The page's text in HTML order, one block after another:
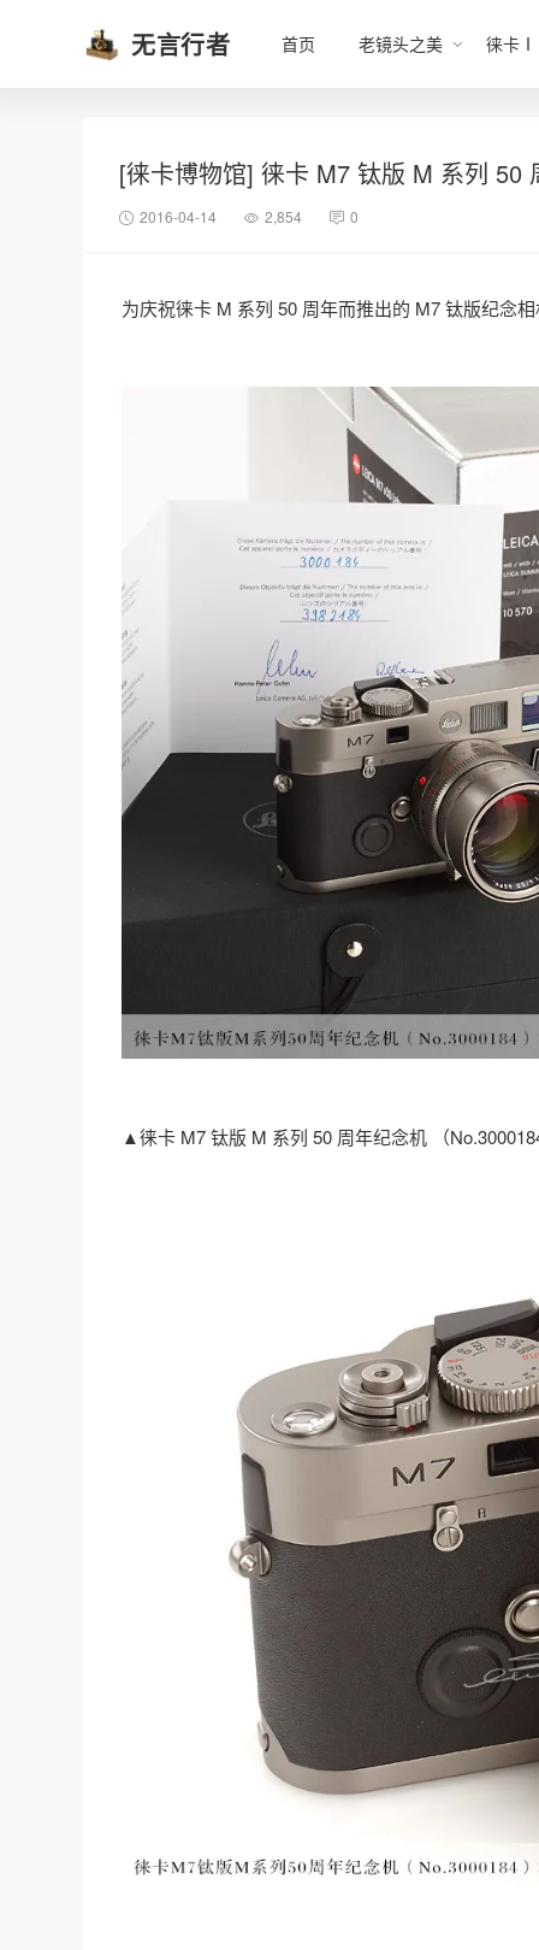
无言行者 首页 老镜头之美 徕卡Ⅰ
[徕卡博物馆] 徕卡 M7 钛版 M 系列 50
2016-04-14 2,854 0
为庆祝徕卡 M 系列 50 周年而推出的 M7 钛版纪念
▲徕卡 M7 钛版 M 系列 50 周年纪念机 （